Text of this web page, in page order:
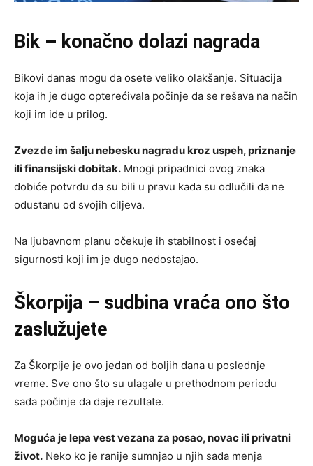
Bik – konačno dolazi nagrada
Bikovi danas mogu da osete veliko olakšanje. Situacija
koja ih je dugo opterećivala počinje da se rešava na način
koji im ide u prilog.
Zvezde im šalju nebesku nagradu kroz uspeh, priznanje
ili finansijski dobitak. Mnogi pripadnici ovog znaka
dobiće potvrdu da su bili u pravu kada su odlučili da ne
odustanu od svojih ciljeva.
Na ljubavnom planu očekuje ih stabilnost i osećaj
sigurnosti koji im je dugo nedostajao.
Škorpija – sudbina vraća ono što
zaslužujete
Za Škorpije je ovo jedan od boljih dana u poslednje
vreme. Sve ono što su ulagale u prethodnom periodu
sada počinje da daje rezultate.
Moguća je lepa vest vezana za posao, novac ili privatni
život. Neko ko je ranije sumnjao u njih sada menja